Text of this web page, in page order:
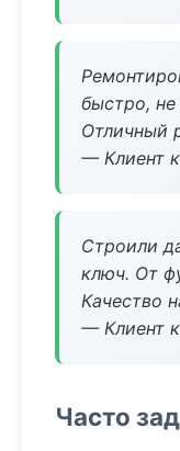
быстро,
Отличный
— Клиент
Строили
ключ. От
Качество
— Клиент
Часто